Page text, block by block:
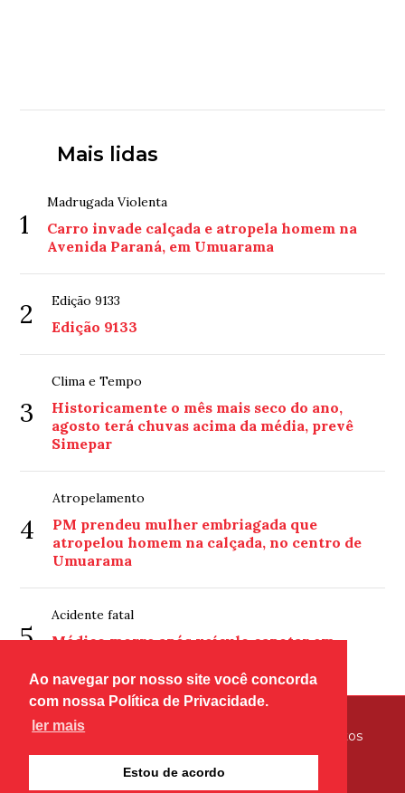
Ao navegar por nosso site você concorda
com nossa Política de Privacidade.
ler mais
Estou de acordo
Mais lidas
1
Madrugada Violenta
Carro invade calçada e atropela homem na
Avenida Paraná, em Umuarama
2 Edição 9133
Edição 9133
3
Clima e Tempo
Historicamente o mês mais seco do ano,
agosto terá chuvas acima da média, prevê
Simepar
4
Atropelamento
PM prendeu mulher embriagada que
atropelou homem na calçada, no centro de
Umuarama
5
Acidente fatal
Médico morre após veículo capotar em
© Copyright 2026 - Tribuna Hoje - Todos os direitos
reservados